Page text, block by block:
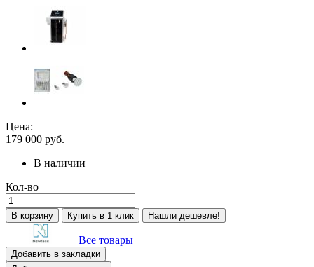
Цена:
179 000 руб.
В наличии
Кол-во
В корзину Купить в 1 клик Нашли дешевле!
Все товары
Добавить в закладки